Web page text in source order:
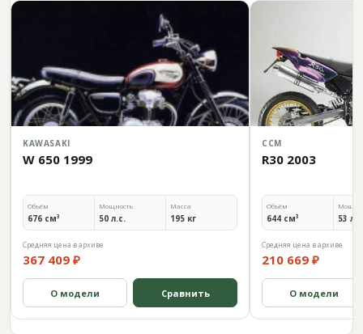
KAWASAKI
W 650 1999
Объём
676 см³
Мощность
50 л.с.
Масса
195 кг
Средняя цена в архиве
367 409 ₽
О модели Сравнить
CCM
R30 2003
Объём
644 см³ 53
Средняя цена в архиве
210 669 ₽
О модели